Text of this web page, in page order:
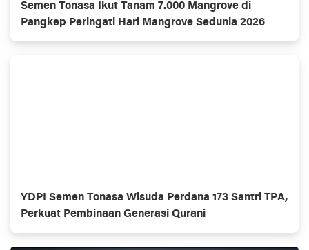
Semen Tonasa Ikut Tanam 7.000 Mangrove di
Pangkep Peringati Hari Mangrove Sedunia 2026
YDPI Semen Tonasa Wisuda Perdana 173 Santri TPA,
Perkuat Pembinaan Generasi Qurani